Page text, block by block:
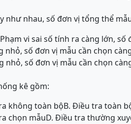
như nhau, số đơn vị tổng thể
vi sai số tính ra càng lớn,
nhỏ, số đơn vị mẫu cần chọn
nhỏ, số đơn vị mẫu cần chọn
kê gồm:
không toàn bộB. Điều tra toàn
chọn mẫuD. Điều tra thường